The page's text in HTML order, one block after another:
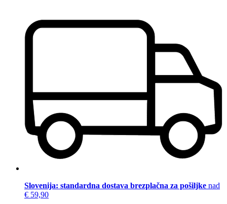
Slovenija: standardna dostava brezplačna za pošiljke nad
€ 59,90